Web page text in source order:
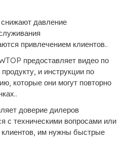
давление
привлечением клиентов..
предоставляет видео по
и инструкции по
которые они могут повторно
доверие дилеров
с техническими вопросами или
им нужны быстрые